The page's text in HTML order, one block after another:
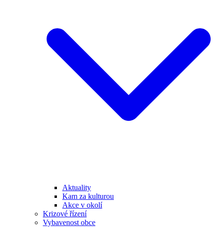
Aktuality
Kam za kulturou
Akce v okolí
Krizové řízení
Vybavenost obce